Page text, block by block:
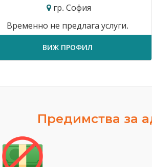
гр. Варна
от:15.34€ / 30.00лв
ВИЖ ПРОФИЛ
Предимства за